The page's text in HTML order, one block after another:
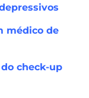
médico de
check-up